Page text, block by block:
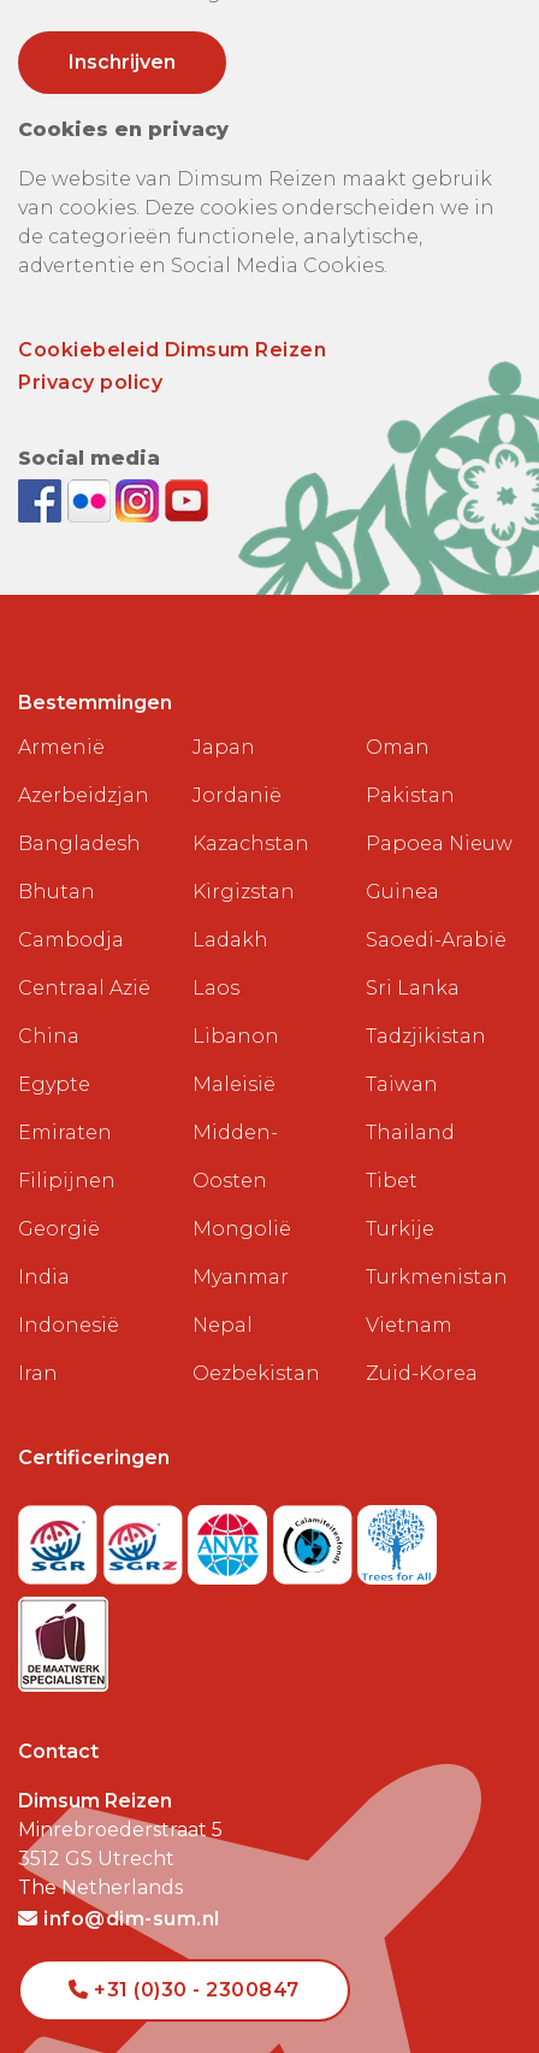
Cookies en privacy
De website van Dimsum Reizen maakt gebruik
van cookies. Deze cookies onderscheiden we in
de categorieën functionele, analytische,
advertentie en Social Media Cookies.
Cookiebeleid Dimsum Reizen
Privacy policy
Social media
Bestemmingen
Armenië
Azerbeidzjan
Bangladesh
Bhutan
Cambodja
Centraal Azië
China
Egypte
Emiraten
Filipijnen
Georgië
India
Indonesië
Iran
Japan
Jordanië
Kazachstan
Kirgizstan
Ladakh
Laos
Libanon
Maleisië
Midden-
Oosten
Mongolië
Myanmar
Nepal
Oezbekistan
Oman
Pakistan
Papoea Nieuw
Guinea
Saoedi-Arabië
Sri Lanka
Tadzjikistan
Taiwan
Thailand
Tibet
Turkije
Turkmenistan
Vietnam
Zuid-Korea
Certificeringen
Contact
Dimsum Reizen
Minrebroederstraat 5
3512 GS Utrecht
The Netherlands
info@dim-sum.nl
+31 (0)30 - 2300847